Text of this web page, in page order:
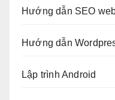
Hướng dẫn SEO
Hướng dẫn
Lập trình Android